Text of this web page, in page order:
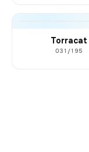
Torracat
031/195